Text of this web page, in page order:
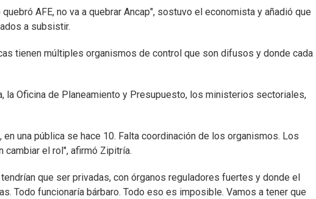
AFE, no va a quebrar Ancap", sostuvo el economista y añadió que
a subsistir.
tienen múltiples organismos de control que son difusos y donde cada
la Oficina de Planeamiento y Presupuesto, los ministerios sectoriales,
una pública se hace 10. Falta coordinación de los organismos. Los
cambiar el rol", afirmó Zipitría.
que ser privadas, con órganos reguladores fuertes y donde el
Todo funcionaría bárbaro. Todo eso es imposible. Vamos a tener que